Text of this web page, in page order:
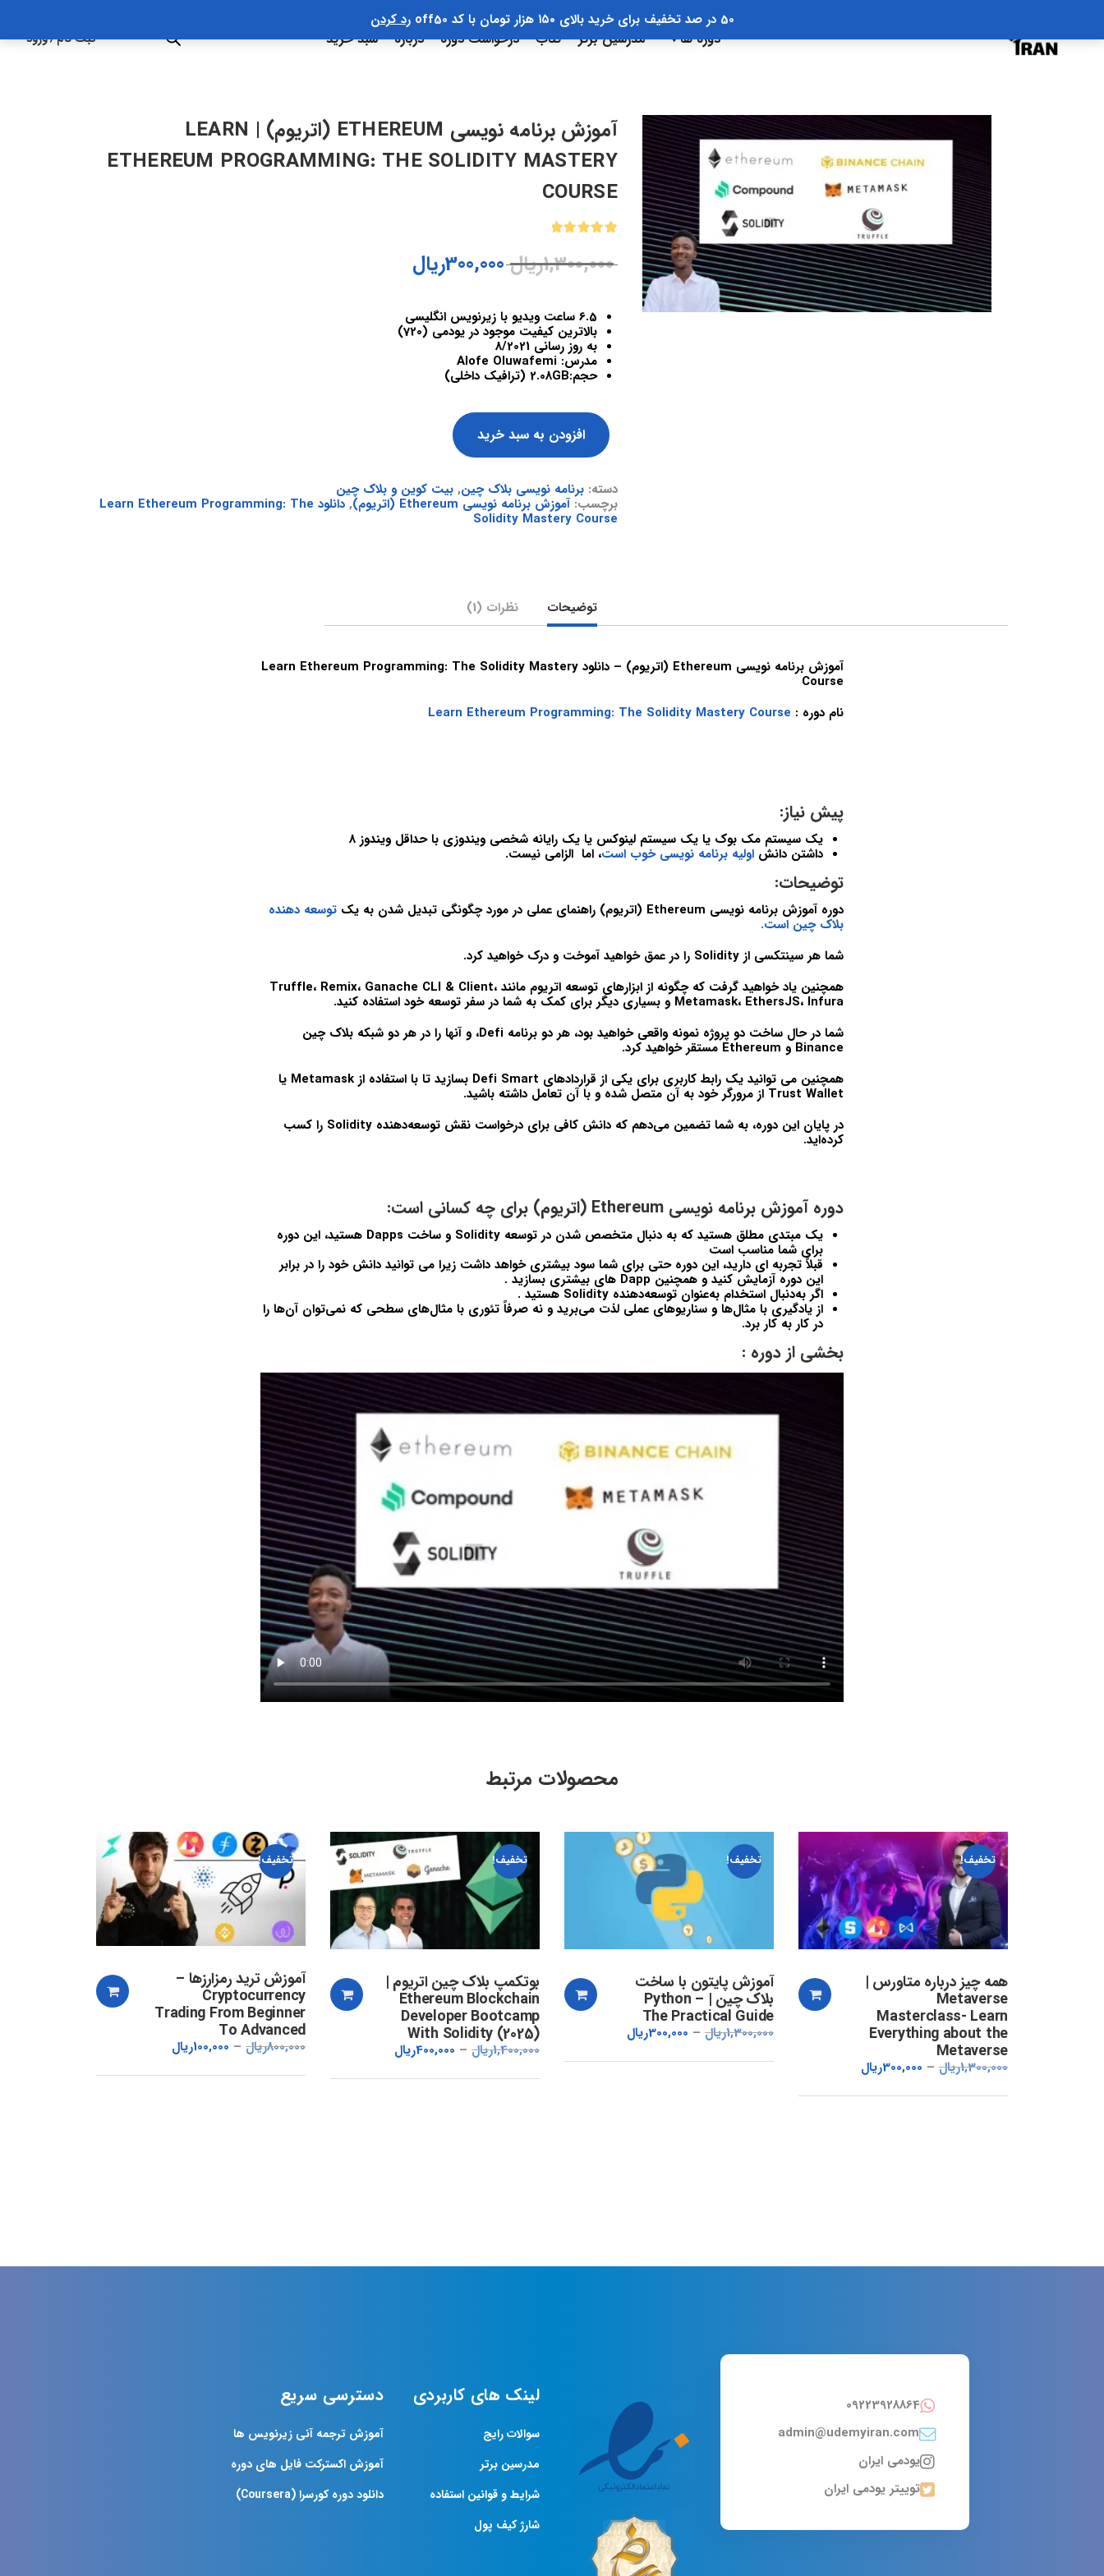
50 در صد تخفیف برای خرید بالای ۱۵۰ هزار تومان با کد off50 رد کردن
دوره ها مدرسین برتر کتاب درخواست دوره درباره سبد خرید ثبت نام/ورود
آموزش برنامه نویسی ETHEREUM (اتریوم) | LEARN
ETHEREUM PROGRAMMING: THE SOLIDITY MASTERY
COURSE
از 5
در
1,300,000ریال 300,000ریال
6.5 ساعت ویدیو با زیرنویس انگلیسی
بالاترین کیفیت موجود در یودمی (720)
به روز رسانی 8/2021
مدرس: Alofe Oluwafemi
حجم:2.08GB (ترافیک داخلی)
افزودن به سبد خرید
دسته: برنامه نویسی بلاک چین, بیت کوین و بلاک چین
برچسب: آموزش برنامه نویسی Ethereum (اتریوم) , دانلود Learn Ethereum Programming: The
Solidity Mastery Course
توضیحات نظرات (1)
آموزش برنامه نویسی Ethereum (اتریوم) – دانلود Learn Ethereum Programming: The Solidity Mastery
Course
نام دوره : Learn Ethereum Programming: The Solidity Mastery Course
پیش نیاز:
یک سیستم مک بوک یا یک سیستم لینوکس یا یک رایانه شخصی ویندوزی با حداقل ویندوز 8
داشتن دانش اولیه برنامه نویسی خوب است، اما الزامی نیست.
توضیحات:
دوره آموزش برنامه نویسی Ethereum (اتریوم) راهنمای عملی در مورد چگونگی تبدیل شدن به یک توسعه دهنده
بلاک چین است.
شما هر سینتکسی از Solidity را در عمق خواهید آموخت و درک خواهید کرد.
همچنین یاد خواهید گرفت که چگونه از ابزارهای توسعه اتریوم مانند Truffle، Remix، Ganache CLI & Client،
Metamask، EthersJS، Infura و بسیاری دیگر برای کمک به شما در سفر توسعه خود استفاده کنید.
شما در حال ساخت دو پروژه نمونه واقعی خواهید بود، هر دو برنامه Defi، و آنها را در هر دو شبکه بلاک چین
Binance و Ethereum مستقر خواهید کرد.
همچنین می توانید یک رابط کاربری برای یکی از قراردادهای Defi Smart بسازید تا با استفاده از Metamask یا
Trust Wallet از مرورگر خود به آن متصل شده و با آن تعامل داشته باشید.
در پایان این دوره، به شما تضمین می‌دهم که دانش کافی برای درخواست نقش توسعه‌دهنده Solidity را کسب
کرده‌اید.
دوره آموزش برنامه نویسی Ethereum (اتریوم) برای چه کسانی است:
یک مبتدی مطلق هستید که به دنبال متخصص شدن در توسعه Solidity و ساخت Dapps هستید، این دوره
برای شما مناسب است
قبلاً تجربه ای دارید، این دوره حتی برای شما سود بیشتری خواهد داشت زیرا می توانید دانش خود را در برابر
این دوره آزمایش کنید و همچنین Dapp های بیشتری بسازید .
اگر به‌دنبال استخدام به‌عنوان توسعه‌دهنده Solidity هستید .
از یادگیری با مثال‌ها و سناریوهای عملی لذت می‌برید و نه صرفاً تئوری با مثال‌های سطحی که نمی‌توان آن‌ها را
در کار به کار برد.
بخشی از دوره :
محصولات مرتبط
تخفیف!
همه چیز درباره متاورس |
Metaverse
Masterclass- Learn
Everything about the
Metaverse
1,300,000ریال 300,000ریال
تخفیف!
آموزش پایتون با ساخت
بلاک چین | Python –
The Practical Guide
1,300,000ریال 300,000ریال
تخفیف!
بوتکمپ بلاک چین اتریوم |
Ethereum Blockchain
Developer Bootcamp
With Solidity (2025)
1,400,000ریال 400,000ریال
تخفیف!
آموزش ترید رمزارزها –
Cryptocurrency
Trading From Beginner
To Advanced
800,000ریال 100,000ریال
09223928864
admin@udemyiran.com
یودمی ایران
توییتر یودمی ایران
لینک های کاربردی
سوالات رایج
مدرسین برتر
شرایط و قوانین استفاده
شارژ کیف پول
دسترسی سریع
آموزش ترجمه آنی زیرنویس ها
آموزش اکسترکت فایل های دوره
دانلود دوره کورسرا (Coursera)